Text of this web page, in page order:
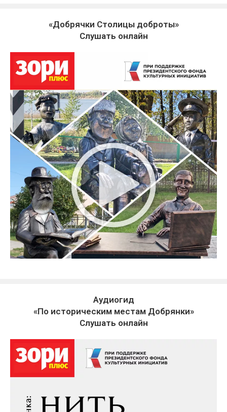
«Добрячки Столицы доброты»
Слушать онлайн
Аудиогид
«По историческим местам Добрянки»
Слушать онлайн